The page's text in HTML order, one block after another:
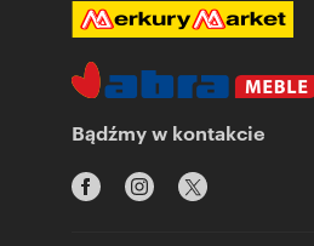
Bądźmy w kontakcie